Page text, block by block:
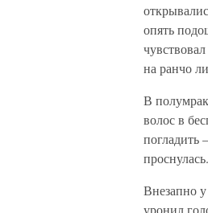
опять
на ранчо
В
волос в
погладить
Внезапно
уронил